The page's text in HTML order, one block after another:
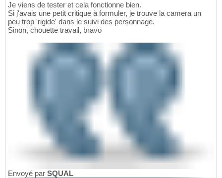
Je viens de tester et cela fonctionne bien.
Si j'avais une petit critique à formuler, je trouve la camera un
peu trop 'rigide' dans le suivi des personnage.
Sinon, chouette travail, bravo
Envoyé par SQUAL